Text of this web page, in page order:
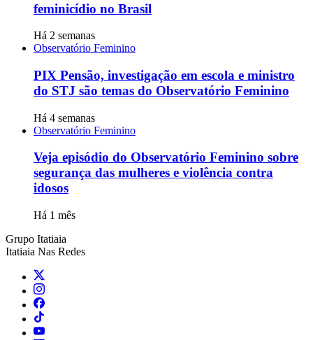
feminicídio no Brasil
Há 2 semanas
Observatório Feminino
PIX Pensão, investigação em escola e ministro
do STJ são temas do Observatório Feminino
Há 4 semanas
Observatório Feminino
Veja episódio do Observatório Feminino sobre
segurança das mulheres e violência contra
idosos
Há 1 mês
Grupo Itatiaia
Itatiaia Nas Redes